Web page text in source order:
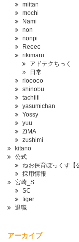
miitan
mochi
Nami
non
nonpi
Reeee
rikimaru
アドテクちっく
日常
riooooo
shinobu
tachiiii
yasumichan
Yossy
yuu
ZiMA
zushimi
kitano
公式
ねお保育ぼっくす【
採用情報
宮崎_S
SC
tiger
退職
アーカイブ